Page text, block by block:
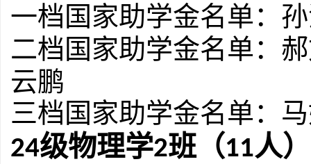
一档国家助学金名单：
二档国家助学金名单：
云鹏
三档国家助学金名单：
24级物理学2班（11人）